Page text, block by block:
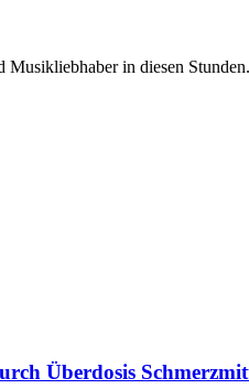
Musikliebhaber in diesen
Überdosis